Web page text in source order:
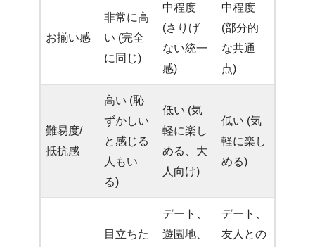
お揃い感
非常に高
い (完全
に同じ)
中程度
(さりげ
ない統一
感)
中程度
(部分的
な共通
点)
難易度/
抵抗感
高い (恥
ずかしい
と感じる
人もい
る)
低い (気
軽に楽し
める、大
人向け)
低い (気
軽に楽し
める)
目立ちた
デート、
遊園地、
デート、
友人との